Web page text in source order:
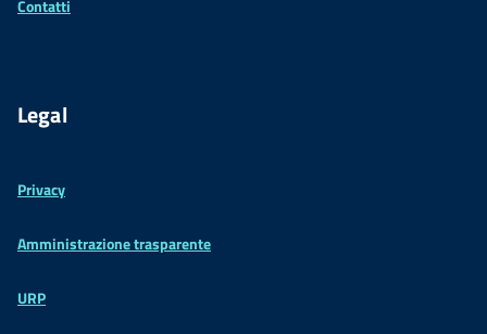
Contatti
Legal
Privacy
Amministrazione trasparente
URP